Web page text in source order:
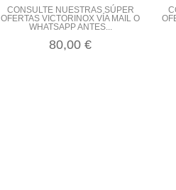
CONSULTE NUESTRAS SÚPER
OFERTAS VICTORINOX VÍA MAIL O
WHATSAPP ANTES...
80,00 €